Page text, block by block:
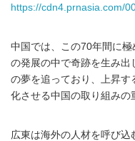
https://cdn4.prnasia.com/
中国では、この70年間に
の発展の中で奇跡を生み出
の夢を追っており、上昇す
化させる中国の取り組みの
広東は海外の人材を呼び